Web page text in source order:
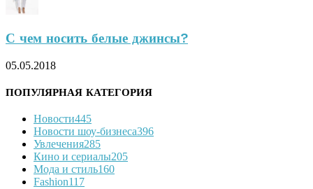
С чем носить белые джинсы?
05.05.2018
ПОПУЛЯРНАЯ КАТЕГОРИЯ
Новости445
Новости шоу-бизнеса396
Увлечения285
Кино и сериалы205
Мода и стиль160
Fashion117